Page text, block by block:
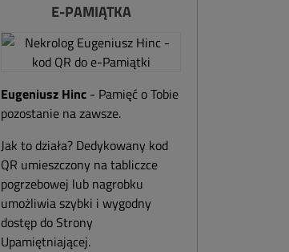
E-PAMIĄTKA
Eugeniusz Hinc - Pamięć o Tobie
pozostanie na zawsze.
Jak to działa? Dedykowany kod
QR umieszczony na tabliczce
pogrzebowej lub nagrobku
umożliwia szybki i wygodny
dostęp do Strony
Upamiętniającej.